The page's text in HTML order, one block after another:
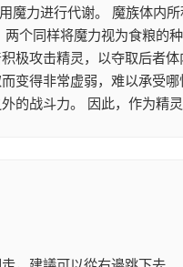
魔力进行代谢。 魔族体内
个同样将魔力视为食粮的
极攻击精灵，以夺取后者
变得非常虚弱，难以承受
的战斗力。 因此，作为精